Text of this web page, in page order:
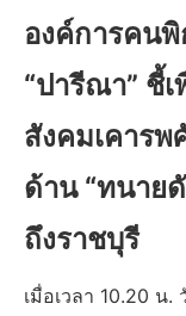
องค์การคน
“ปารีณา” ชี้
สังคมเคาร
ด้าน “ทนาย
ถึงราชบุรี
เมื่อเวลา 10.20 น